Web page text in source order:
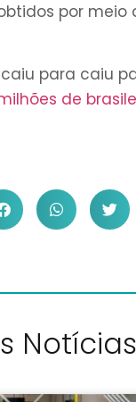
por
caiu para caiu
de
Notícias